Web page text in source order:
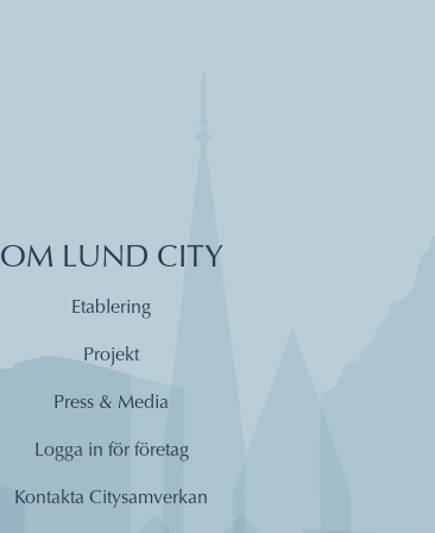
OM LUND CITY
Etablering
Projekt
Press & Media
Logga in för företag
Kontakta Citysamverkan